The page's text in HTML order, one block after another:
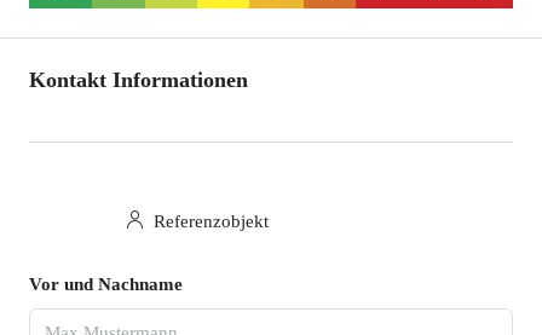
Kontakt Informationen
Referenzobjekt
Vor und Nachname